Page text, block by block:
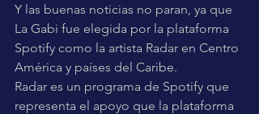
Y las buenas noticias no paran, ya que
La Gabi fue elegida por la plataforma
Spotify como la artista Radar en Centro
América y países del Caribe.
Radar es un programa de Spotify que
representa el apoyo que la plataforma